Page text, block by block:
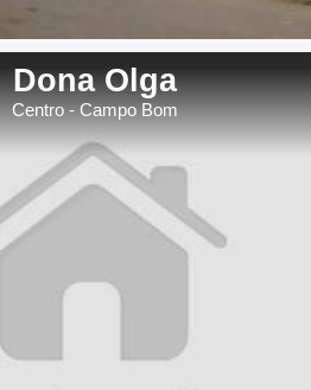
Dona Olga
Centro - Campo Bom